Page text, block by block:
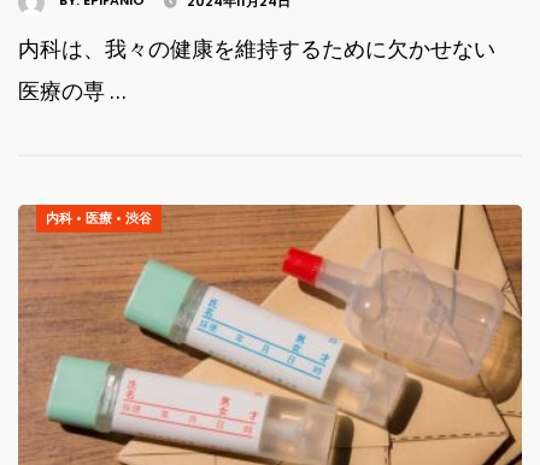
内科は、我々の健康を維持するために欠かせない
医療の専 …
内科 • 医療 • 渋谷